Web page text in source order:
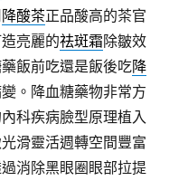
降酸茶正品酸高的茶官
亮麗的祛斑霜除皺效
飯前吃還是飯後吃降
。降血糖藥物非常方
科疾病臉型原理植入
滑靈活週轉空間豐富
消除黑眼圈眼部拉提